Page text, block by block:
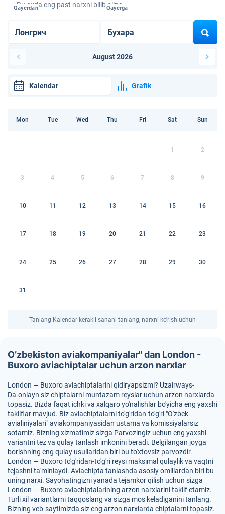
Bu oyda eng past narxni bilib oling
Qayerdan Qayerga
August 2026
Kalendar Grafik
Mon Tue Wed Thu Fri Sat Sun
1 2
3 4 5 6 7 8 9
10 11 12 13 14 15 16
17 18 19 20 21 22 23
24 25 26 27 28 29 30
31
Tanlang Kalendar kerakli sanani tanlang, narxni ko'rish uchun
O’zbekiston aviakompaniyalar" dan London -
Buxoro aviachiptalar uchun arzon narxlar
London — Buxoro aviachiptalarini qidiryapsizmi? Uzairways-
Da.onlayn siz chiptalarni muntazam reyslar uchun arzon narxlarda
topasiz. Bizda faqat ichki va xalqaro yo'nalishlar bo'yicha eng yaxshi
takliflar mavjud. Biz aviachiptalarni to'g'ridan-to'g'ri "O'zbek
avialiniyalari" aviakompaniyasidan ustama va komissiyalarsiz
sotamiz. Bizning xizmatimiz sizga Parvozingiz uchun eng yaxshi
variantni tez va qulay tanlash imkonini beradi. Belgilangan joyga
borishning eng qulay usullaridan biri bu to'xtovsiz parvozdir.
London — Buxoro to'g'ridan-to'g'ri reysi maksimal qulaylik va vaqtni
tejashni ta'minlaydi. Aviachipta tanlashda asosiy omillardan biri bu
uning narxi. Sayohatingizni yanada tejamkor qilish uchun sizga
London — Buxoro aviachiptalarining arzon narxlarini taklif etamiz.
Turli xil variantlarni taqqoslang va sizga mos keladiganini tanlang.
Bizning veb-saytimizda siz eng arzon narxlarda chiptalarni topasiz.